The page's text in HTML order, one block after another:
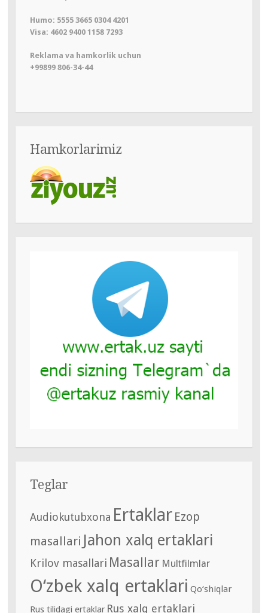
Humo: 5555 3665 0304 4201
Visa: 4602 9400 1158 7293
Reklama va hamkorlik uchun
+99899 806-34-44
Hamkorlarimiz
Teglar
Audiokutubxona Ertaklar Ezop
masallari Jahon xalq ertaklari
Krilov masallari Masallar Multfilmlar
O‘zbek xalq ertaklari Qo‘shiqlar
Rus tilidagi ertaklar Rus xalq ertaklari